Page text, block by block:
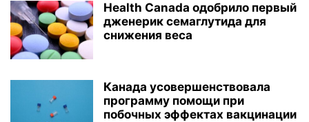
Health Canada одобрило первый
дженерик семаглутида для
снижения веса
Канада усовершенствовала
программу помощи при
побочных эффектах вакцинации